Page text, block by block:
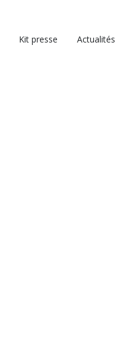
Kit presse Actualités